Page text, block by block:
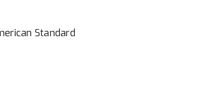
thanh toán hoặc với những
Standard